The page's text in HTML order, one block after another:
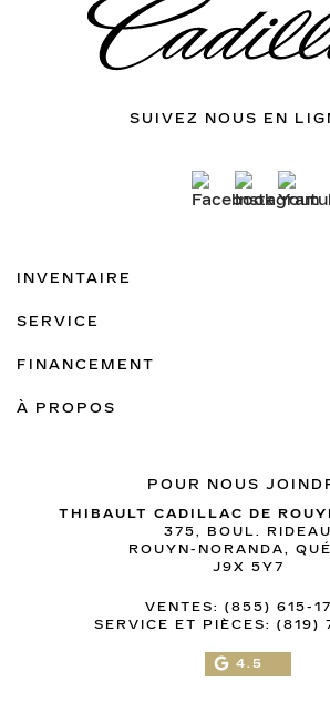
SUIVEZ NOUS EN
POUR NOUS
THIBAULT CADILLAC DE
375, BOUL. RIDEAU
ROUYN-NORANDA,
J9X 5Y7
VENTES: (855) 615-
SERVICE ET PIÈCES: (819)
4.5
INVENTAIRE
SERVICE
FINANCEMENT
À PROPOS